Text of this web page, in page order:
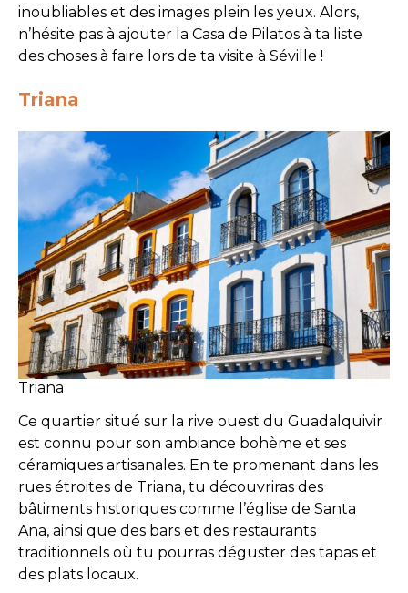
inoubliables et des images plein les yeux. Alors,
n’hésite pas à ajouter la Casa de Pilatos à ta liste
des choses à faire lors de ta visite à Séville !
Triana
Triana
Ce quartier situé sur la rive ouest du Guadalquivir
est connu pour son ambiance bohème et ses
céramiques artisanales. En te promenant dans les
rues étroites de Triana, tu découvriras des
bâtiments historiques comme l’église de Santa
Ana, ainsi que des bars et des restaurants
traditionnels où tu pourras déguster des tapas et
des plats locaux.